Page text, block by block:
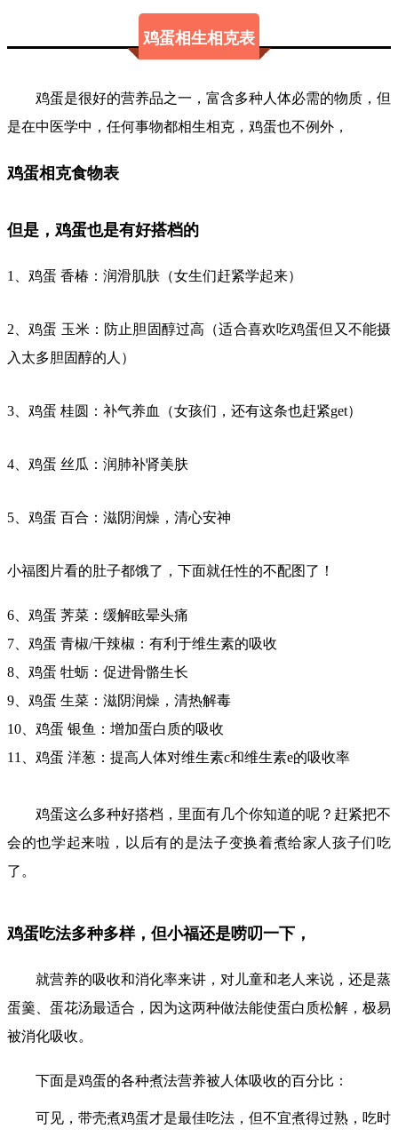
鸡蛋相生相克表
鸡蛋是很好的营养品之一，富含多种人体必需的物质，但
是在中医学中，任何事物都相生相克，鸡蛋也不例外，
鸡蛋相克食物表
但是，鸡蛋也是有好搭档的
1、鸡蛋 香椿：润滑肌肤（女生们赶紧学起来）
2、鸡蛋 玉米：防止胆固醇过高（适合喜欢吃鸡蛋但又不能摄
入太多胆固醇的人）
3、鸡蛋 桂圆：补气养血（女孩们，还有这条也赶紧get）
4、鸡蛋 丝瓜：润肺补肾美肤
5、鸡蛋 百合：滋阴润燥，清心安神
小福图片看的肚子都饿了，下面就任性的不配图了！
6、鸡蛋 荠菜：缓解眩晕头痛
7、鸡蛋 青椒/干辣椒：有利于维生素的吸收
8、鸡蛋 牡蛎：促进骨骼生长
9、鸡蛋 生菜：滋阴润燥，清热解毒
10、鸡蛋 银鱼：增加蛋白质的吸收
11、鸡蛋 洋葱：提高人体对维生素c和维生素e的吸收率
鸡蛋这么多种好搭档，里面有几个你知道的呢？赶紧把不
会的也学起来啦，以后有的是法子变换着煮给家人孩子们吃
了。
鸡蛋吃法多种多样， 但小福还是唠叨一下，
就营养的吸收和消化率来讲，对儿童和老人来说，还是蒸
蛋羹、蛋花汤最适合，因为这两种做法能使蛋白质松解，极易
被消化吸收。
下面是鸡蛋的各种煮法营养被人体吸收的百分比：
可见，带壳煮鸡蛋才是最佳吃法，但不宜煮得过熟，吃时